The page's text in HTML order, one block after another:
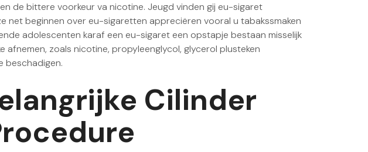
de bittere voorkeur va nicotine. Jeugd vinden gij eu-sigaret
net beginnen over eu-sigaretten appreciëren vooral u tabakssmaken
adolescenten karaf een eu-sigaret een opstapje bestaan misselijk
zoals nicotine, propyleenglycol, glycerol plusteken
beschadigen.
Cilinder